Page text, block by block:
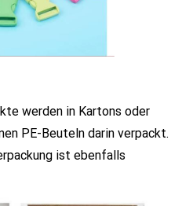
werden in Kartons oder
PE-Beuteln darin verpackt.
ist ebenfalls